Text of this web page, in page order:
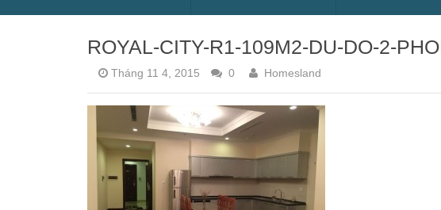
ROYAL-CITY-R1-109M2-DU-DO-2-
Tháng 11 4, 2015 0 Homesland